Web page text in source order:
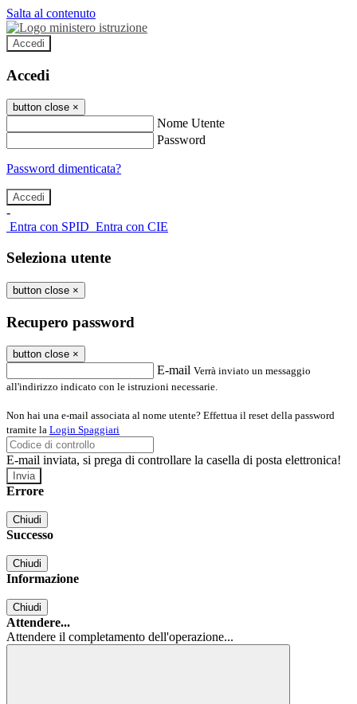
Salta al contenuto
Accedi
Accedi
button close ×
Nome Utente
Password
Password dimenticata?
-
Entra con SPID Entra con CIE
Seleziona utente
button close ×
Recupero password
button close ×
E-mail Verrà inviato un messaggio
all'indirizzo indicato con le istruzioni necessarie.
Non hai una e-mail associata al nome utente? Effettua il reset della password
tramite la Login Spaggiari
E-mail inviata, si prega di controllare la casella di posta elettronica!
Errore
Chiudi
Successo
Chiudi
Informazione
Chiudi
Attendere...
Attendere il completamento dell'operazione...